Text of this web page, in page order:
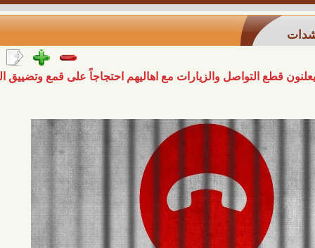
والزيارات مع اهاليهم احتجاجاً على قمع وتضييق السلطات